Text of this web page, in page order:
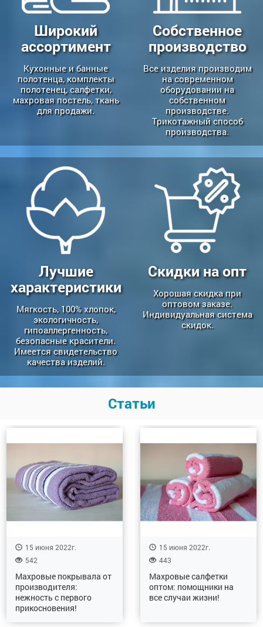
Широкий
ассортимент
Кухонные и банные
полотенца, комплекты
полотенец, салфетки,
махровая постель, ткань
для продажи.
Собственное
производство
Все изделия производим
на современном
оборудовании на
собственном
производстве.
Трикотажный способ
производства.
Лучшие
характеристики
Мягкость, 100% хлопок,
экологичность,
гипоаллергенность,
безопасные красители.
Имеется свидетельство
качества изделий.
Скидки на опт
Хорошая скидка при
оптовом заказе.
Индивидуальная система
скидок.
Статьи
15 июня 2022г.
542
Махровые покрывала от
производителя:
нежность с первого
прикосновения!
15 июня 2022г.
443
Махровые салфетки
оптом: помощники на
все случаи жизни!